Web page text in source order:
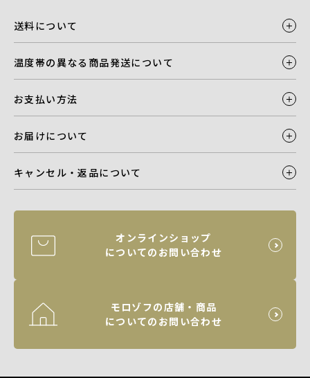
送料について
温度帯の異なる商品発送について
お支払い方法
お届けについて
キャンセル・返品について
オンラインショップ
についてのお問い合わせ
モロゾフの店舗・商品
についてのお問い合わせ